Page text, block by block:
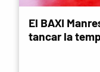
El BAXI
tancar la